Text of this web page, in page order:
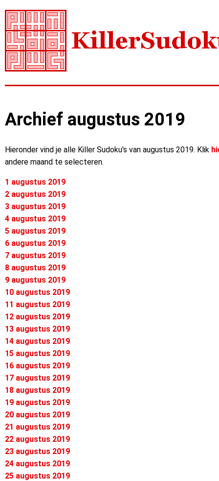
Archief augustus 2019
Hieronder vind je alle Killer Sudoku's van augustus 2019. Klik
andere maand te selecteren.
1 augustus 2019
2 augustus 2019
3 augustus 2019
4 augustus 2019
5 augustus 2019
6 augustus 2019
7 augustus 2019
8 augustus 2019
9 augustus 2019
10 augustus 2019
11 augustus 2019
12 augustus 2019
13 augustus 2019
14 augustus 2019
15 augustus 2019
16 augustus 2019
17 augustus 2019
18 augustus 2019
19 augustus 2019
20 augustus 2019
21 augustus 2019
22 augustus 2019
23 augustus 2019
24 augustus 2019
25 augustus 2019